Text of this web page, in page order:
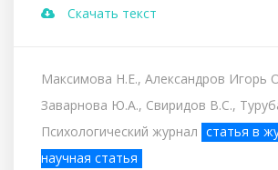
Скачать текст
Максимова Н.Е., Александров Игорь
Заварнова Ю.А., Свиридов В.С.,
Психологический журнал статья в
научная статья